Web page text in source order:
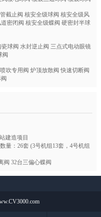
截止阀 核安全级球阀 核安全级风
密闭阀 核安全级蝶阀 硬密封半球
球阀 水封逆止阀 三点式电动眼镜
阀
吹专用阀 炉顶放散阀 快速切断阀
建造项目
量：26套 (3号机组13套，4号机组
阀 32台三偏心蝶阀